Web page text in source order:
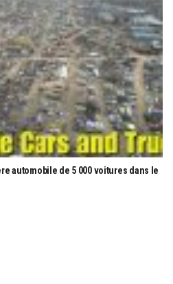
automobile de 5 000 voitures dans le